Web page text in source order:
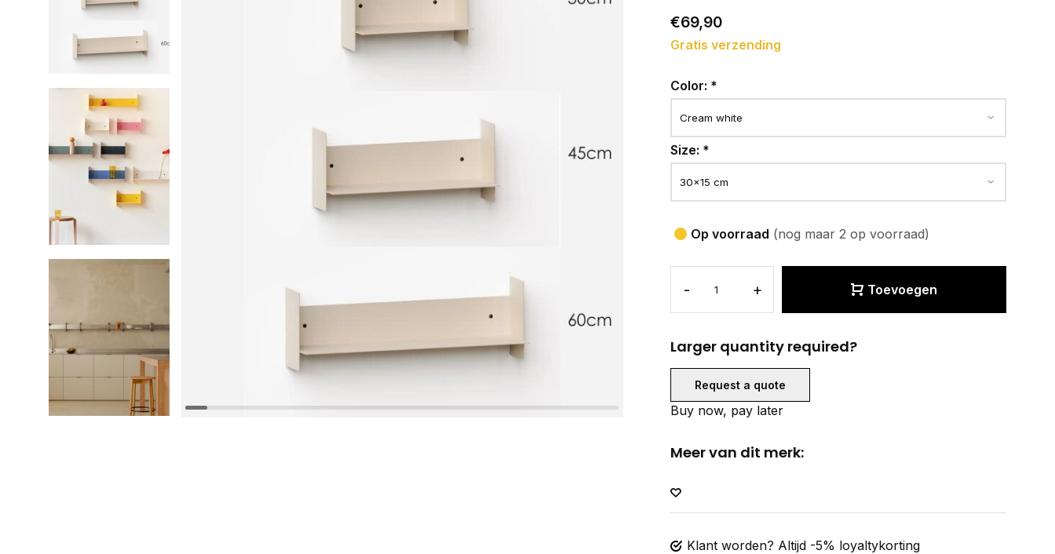
€69,90
Gratis verzending
Color: *
Size: *
Op voorraad (nog maar 2 op voorraad)
- + Toevoegen
Larger quantity required?
Request a quote
Buy now, pay later
Meer van dit merk:
Klant worden? Altijd -5% loyaltykorting